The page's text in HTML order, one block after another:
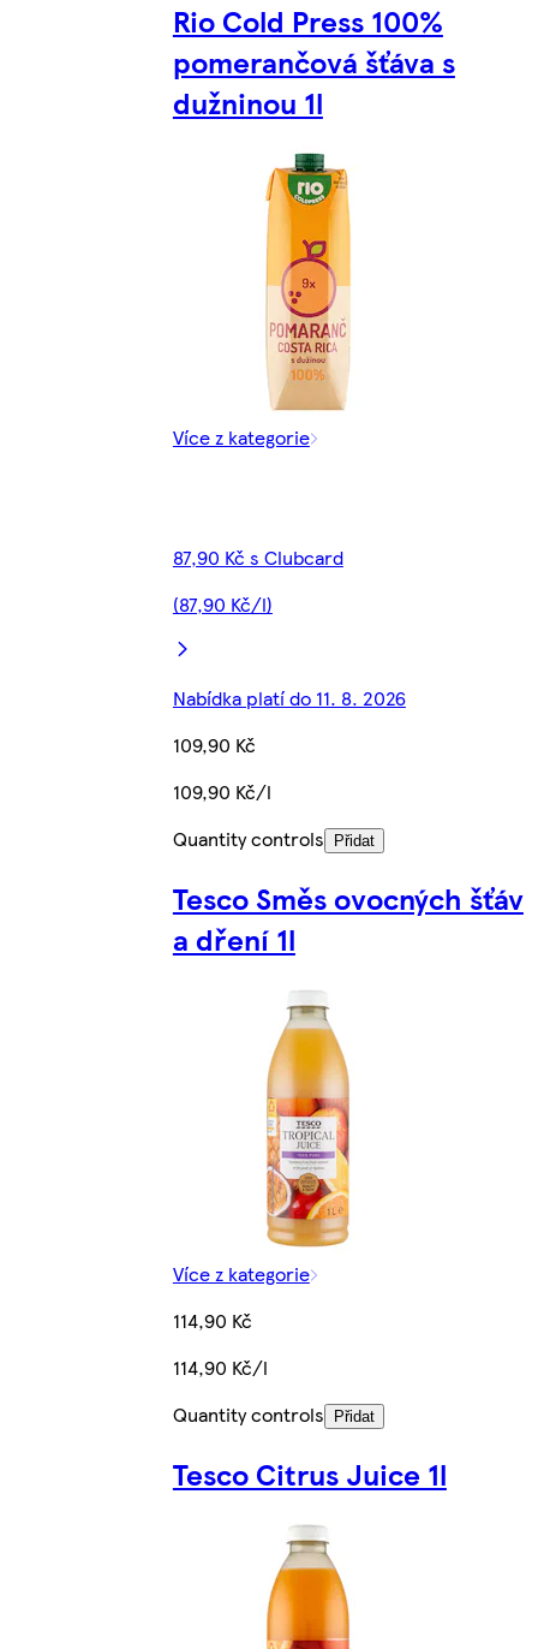
Rio Cold Press 100%
pomerančová šťáva s
dužninou 1l
Více z kategorie
87,90 Kč s Clubcard
(87,90 Kč/l)
Nabídka platí do 11. 8. 2026
109,90 Kč
109,90 Kč/l
Quantity controls
Přidat
Tesco Směs ovocných šťáv
a dření 1l
Více z kategorie
114,90 Kč
114,90 Kč/l
Quantity controls
Přidat
Tesco Citrus Juice 1l